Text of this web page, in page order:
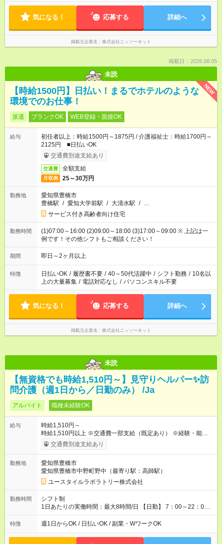
気になる！ 応募する 詳細へ
掲載元企業名 株式会社ニッソーネット
掲載日：2026.08.05
未読
NEW
【時給1500円】日払い！まるでホテルのような
環境でのお仕事！
派遣 ブランクOK WEB登録・面接OK
給与
初任者以上：時給1500円～1875円 / 介護福祉士：時給1700円～
2125円 ■日払いOK
交通費別途支給あり
交通費 全額支給
月収例 25～30万円
勤務地
愛知県豊橋市
豊橋駅 / 愛知大学前駅 / 大清水駅 / …
サービス付き高齢者向け住宅
勤務時間
(1)07:00～16:00 (2)09:00～18:00 (3)17:00～09:00 ※ 上記は一
例です！その他シフトもご相談ください！
期間 即日～2ヶ月以上
特徴 日払いOK / 履歴書不要 / 40～50代活躍中 / シフト勤務 / 10名以
上の大量募集 / 電話対応なし / パソコンスキル不要
気になる！ 応募する 詳細へ
掲載元企業名 株式会社ニッソーネット
未読
【無資格でも時給1,510円～】見守りヘルパー✨訪
問介護（週1日から／日勤のみ） /Ja
アルバイト 職種未経験OK
給与
時給1,510円～
時給1,510円以上 ※交通費一部支給（既定あり） ※経験・能力を
考慮して決定します 【収入例】 週1回勤務の場合：1,510円×8時
間×4回=4万8,320円 週3回勤務の場合：1,510円×8時間×12回
1,600円 【試用期間】試用期間あり 試用期間の長さ：2ヶ月
※ 雇用形態と給与に、本採用時と異なる部分があります。 雇用
形態：本採用時と同じです。 給与：時給 1,140円以上
交通費別途支給あり
勤務地
愛知県豊橋市
愛知県豊橋市中野町野中（最寄り駅：高師駅）
ユースタイルラボラトリー株式会社
勤務時間
シフト制
1日あたりの実働時間：最大8時間/日 【日勤】 7：00～22：00
の間で8時間勤務（休憩時間は法定通り） ※週1日～OK ／ 夜勤
なし ＊＊ 勤務時間例 ＊＊ ■8時から17時 ■9時から18時 ■10
定（毎週同じ曜日勤務）
特徴 週1日からOK / 日払いOK / 副業・WワークOK